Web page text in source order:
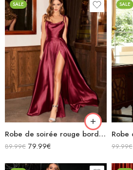
SALE
Robe de soirée rouge bordeaux en satin fluide col bénitier bretelles longue fendue
89.99€ 79.99€
SALE
99.99€